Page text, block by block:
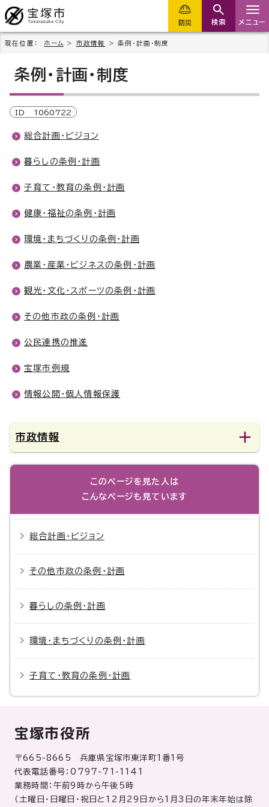
防災 検索 メニュー
現在位置： ホーム > 市政情報 > 条例・計画・制度
条例・計画・制度
ID 1060722
総合計画・ビジョン
暮らしの条例・計画
子育て・教育の条例・計画
健康・福祉の条例・計画
環境・まちづくりの条例・計画
農業・産業・ビジネスの条例・計画
観光・文化・スポーツの条例・計画
その他市政の条例・計画
公民連携の推進
宝塚市例規
情報公開・個人情報保護
市政情報
このページを見た人は
こんなページも見ています
総合計画・ビジョン
その他市政の条例・計画
暮らしの条例・計画
環境・まちづくりの条例・計画
子育て・教育の条例・計画
宝塚市役所
〒665-8665 兵庫県宝塚市東洋町1番1号
代表電話番号：0797-71-1141
業務時間：午前9時から午後5時
（土曜日・日曜日・祝日と12月29日から1月3日の年末年始は除